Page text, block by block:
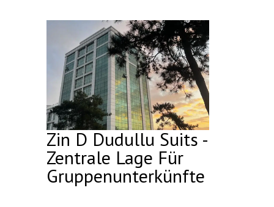
Zin D Dudullu Suits -
Zentrale Lage Für
Gruppenunterkünfte